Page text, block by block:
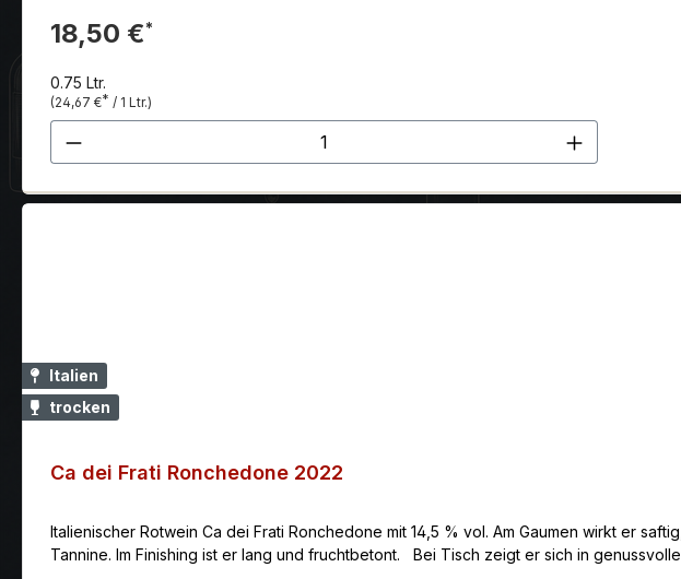
18,50 €*
0.75 Ltr.
(24,67 €* / 1 Ltr.)
Produkt Anzahl: Gib den gewünschten Wert ein
Italien
trocken
Ca dei Frati Ronchedone 2022
Italienischer Rotwein Ca dei Frati Ronchedone mit 14,5 % vol. Am Gaumen wirkt er
Tannine. Im Finishing ist er lang und fruchtbetont. Bei Tisch zeigt er sich in